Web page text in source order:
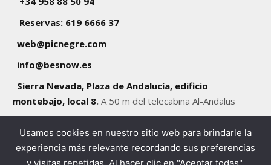
Reservas: 619 6666 37
web@picnegre.com
info@besnow.es
Sierra Nevada, Plaza de Andalucía, edificio
montebajo, local 8. A 50 m del telecabina Al-Andalus
SÍGUENOS
Usamos cookies en nuestro sitio web para brindarle la
experiencia más relevante recordando sus preferencias